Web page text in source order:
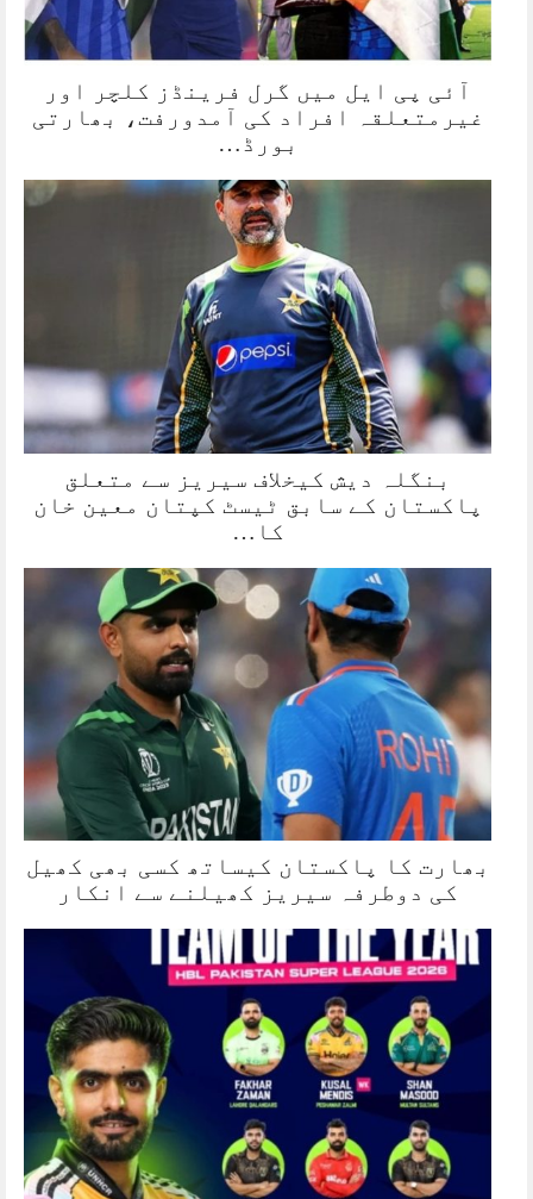
آئی پی ایل میں گرل فرینڈز کلچر اور
غیرمتعلقہ افراد کی آمدورفت، بھارتی
بورڈ…
بنگلہ دیش کیخلاف سیریز سے متعلق
پاکستان کے سابق ٹیسٹ کپتان معین خان
کا…
بھارت کا پاکستان کیساتھ کسی بھی کھیل
کی دوطرفہ سیریز کھیلنے سے انکار